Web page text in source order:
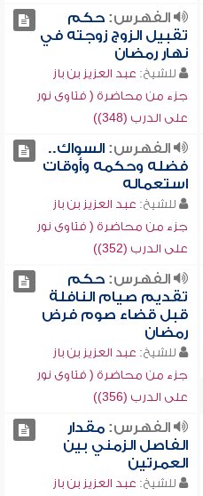
الفهرس:حكم
تقبيل الزوج زوجته في
نهار رمضان
للشيخ: عبد العزيز بن باز
جزء من محاضرة ( فتاوى نور
على الدرب (348))
الفهرس:السواك..
فضله وحكمه وأوقات
استعماله
للشيخ: عبد العزيز بن باز
جزء من محاضرة ( فتاوى نور
على الدرب (352))
الفهرس:حكم
تقديم صيام النافلة
قبل قضاء صوم فرض
رمضان
للشيخ: عبد العزيز بن باز
جزء من محاضرة ( فتاوى نور
على الدرب (356))
الفهرس:مقدار
الفاصل الزمني بين
العمرتين
للشيخ: عبد العزيز بن باز